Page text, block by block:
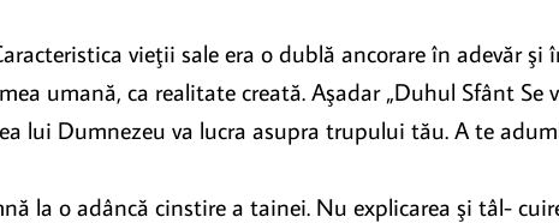
vieţii sale era o dublă ancorare în adevăr şi
umană, ca realitate creată. Aşadar „Duhul Sfânt
lui Dumnezeu va lucra asupra trupului tău. A te
la o adâncă cinstire a tainei. Nu explicarea şi tâl-